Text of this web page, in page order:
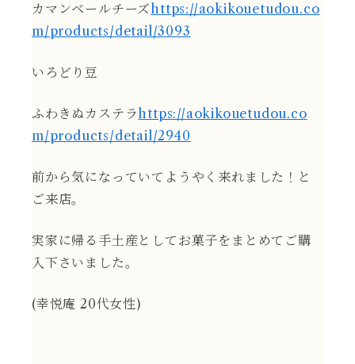
カマンベールチーズhttps://aokikouetudou.co
m/products/detail/3093
いろどり豆
ふわきぬカステラ https://aokikouetudou.co
m/products/detail/2940
前から気になっていてようやく来れました！と
ご来店。
実家に帰る手土産としてお菓子をまとめてご購
入下さいました。
(幸悦庵 20代女性)